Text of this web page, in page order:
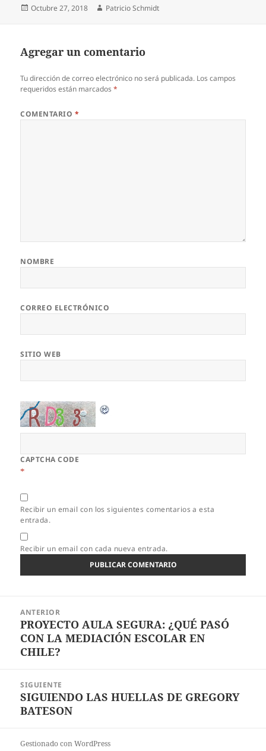
Publicado
Octubre 27, 2018 Autor
Patricio Schmidt
Agregar un comentario
Tu dirección de correo electrónico no será publicada. Los campos
requeridos están marcados*
COMENTARIO *
NOMBRE
CORREO ELECTRÓNICO
SITIO WEB
CAPTCHA CODE
*
Recibir un email con los siguientes comentarios a esta
entrada.
Recibir un email con cada nueva entrada.
entradas
ANTERIOR
Entrada
anterior:
PROYECTO AULA SEGURA: ¿QUÉ PASÓ
CON LA MEDIACIÓN ESCOLAR EN
CHILE?
SIGUIENTE
Entrada
siguiente:
SIGUIENDO LAS HUELLAS DE GREGORY
BATESON
Gestionado con WordPress